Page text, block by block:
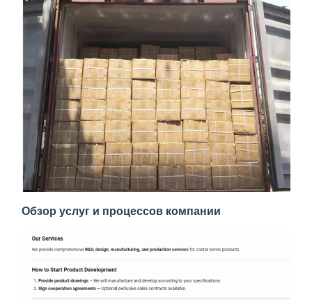
Обзор услуг и процессов компании